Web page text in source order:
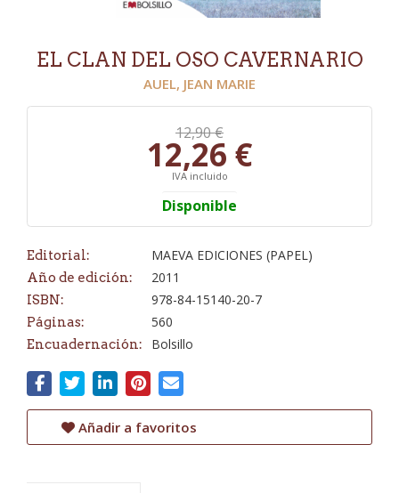
EL CLAN DEL OSO CAVERNARIO
AUEL, JEAN MARIE
12,90 €
12,26 €
IVA incluido
Disponible
Editorial: MAEVA EDICIONES (PAPEL)
Año de edición: 2011
ISBN: 978-84-15140-20-7
Páginas: 560
Encuadernación: Bolsillo
Añadir a favoritos